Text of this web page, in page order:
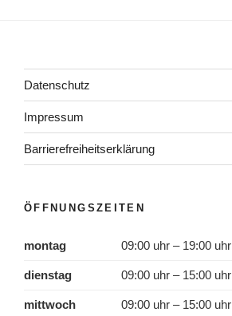
Datenschutz
Impressum
Barrierefreiheitserklärung
ÖFFNUNGSZEITEN
montag 09:00 uhr – 19:00 uhr
dienstag 09:00 uhr – 15:00 uhr
mittwoch 09:00 uhr – 15:00 uhr